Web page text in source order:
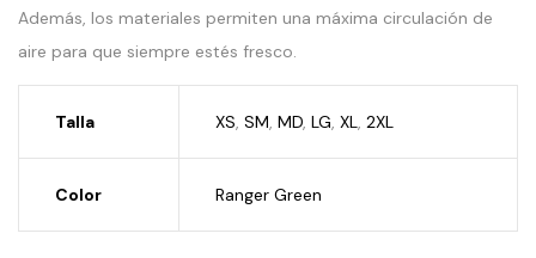
Además, los materiales permiten una máxima circulación de
aire para que siempre estés fresco.
Talla XS, SM, MD, LG, XL, 2XL
Color Ranger Green